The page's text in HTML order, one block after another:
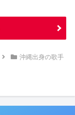
沖縄出身の歌手